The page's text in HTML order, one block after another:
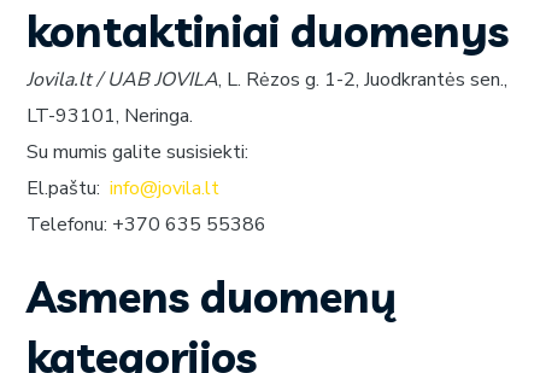
kontaktiniai duomenys
Jovila.lt / UAB JOVILA, L. Rėzos g. 1-2, Juodkrantės sen.,
LT-93101, Neringa.
Su mumis galite susisiekti:
El.paštu: info@jovila.lt
Telefonu: +370 635 55386
Asmens duomenų
kategorijos